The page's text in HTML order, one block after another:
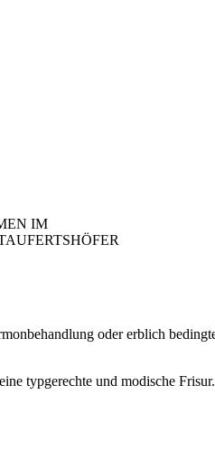
IM
oder erblich
typgerechte und modische Frisur.